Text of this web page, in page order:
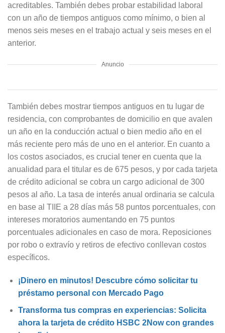
acreditables. También debes probar estabilidad laboral
con un año de tiempos antiguos como mínimo, o bien al
menos seis meses en el trabajo actual y seis meses en el
anterior.
Anuncio
También debes mostrar tiempos antiguos en tu lugar de
residencia, con comprobantes de domicilio en que avalen
un año en la conducción actual o bien medio año en el
más reciente pero más de uno en el anterior. En cuanto a
los costos asociados, es crucial tener en cuenta que la
anualidad para el titular es de 675 pesos, y por cada tarjeta
de crédito adicional se cobra un cargo adicional de 300
pesos al año. La tasa de interés anual ordinaria se calcula
en base al TIIE a 28 días más 58 puntos porcentuales, con
intereses moratorios aumentando en 75 puntos
porcentuales adicionales en caso de mora. Reposiciones
por robo o extravío y retiros de efectivo conllevan costos
específicos.
¡Dinero en minutos! Descubre cómo solicitar tu
préstamo personal con Mercado Pago
Transforma tus compras en experiencias: Solicita
ahora la tarjeta de crédito HSBC 2Now con grandes